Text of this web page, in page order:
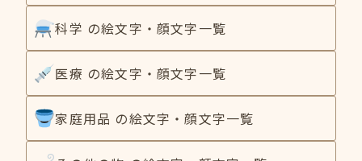
科学 の絵文字・顔文字一覧
医療 の絵文字・顔文字一覧
家庭用品 の絵文字・顔文字一覧